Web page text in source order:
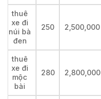
thuê
xe đi
núi bà
đen
250 2,500,000
thuê
xe đi
mộc
bài
280 2,800,000